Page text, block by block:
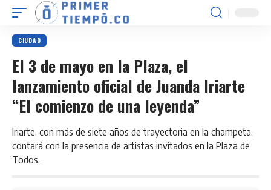
CIUDAD
El 3 de mayo en la Plaza, el
lanzamiento oficial de Juanda Iriarte
“El comienzo de una leyenda”
Iriarte, con más de siete años de trayectoria en la champeta,
contará con la presencia de artistas invitados en la Plaza de
Todos.